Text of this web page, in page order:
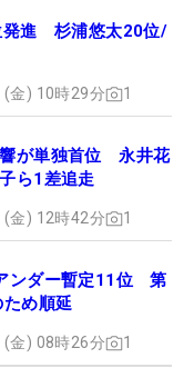
発進 杉浦悠太20位/
金) 10時29分 1
響が単独首位 永井花
ら1差追走
金) 12時42分 1
ンダー暫定11位 第
め順延
金) 08時26分 1